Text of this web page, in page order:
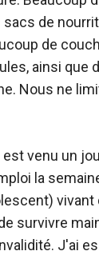
de
de
ainsi que
Nous ne
venu un
la
vivant
survivre
J'ai